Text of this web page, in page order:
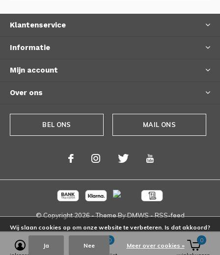
Klantenservice
Informatie
Mijn account
Over ons
BEL ONS MAIL ONS
© Copyright2026- Theme ByDMWS-RSS-feed
0 0
Wij slaan cookies op om onze website te verbeteren. Is dat akkoord?
Ja Nee Meer over cookies »